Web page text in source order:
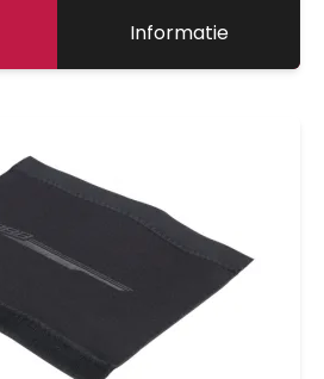
Informatie